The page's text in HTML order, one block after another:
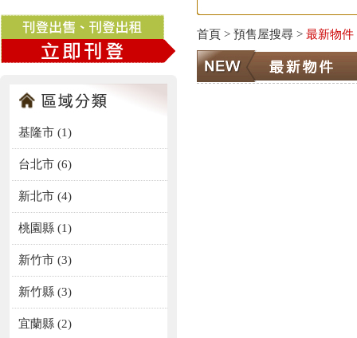
基隆市 (1)
台北市 (6)
新北市 (4)
桃園縣 (1)
新竹市 (3)
新竹縣 (3)
宜蘭縣 (2)
首頁 > 預售屋搜尋 > 最新物件